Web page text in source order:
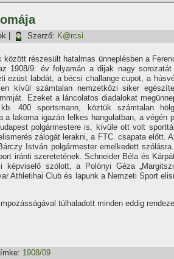
Szerző: K@rcsi
részesült hatalmas ünneplésben a
1908/9. év folyamán a dijak nagy sorozatát
ezüst labdát, a bécsi challange cupot, a
kí­vül számtalan nemzetközi siker
Ezeket a láncolatos diadalokat
400 sportsmann, köztük számtalan
a lakoma igazán lelkes hangulatban, a végén
polgármestere is, kí­vüle ott volt
zálogát lerakni, a FTC. csapata előtt.
István polgármester emelkedett
iránti szeretetének. Schneider Béla és
képviselő szólott, a Polónyi Géza
Athletihai Club és lapunk a Nemzeti Sport
túlhaladott minden eddig
1908/09